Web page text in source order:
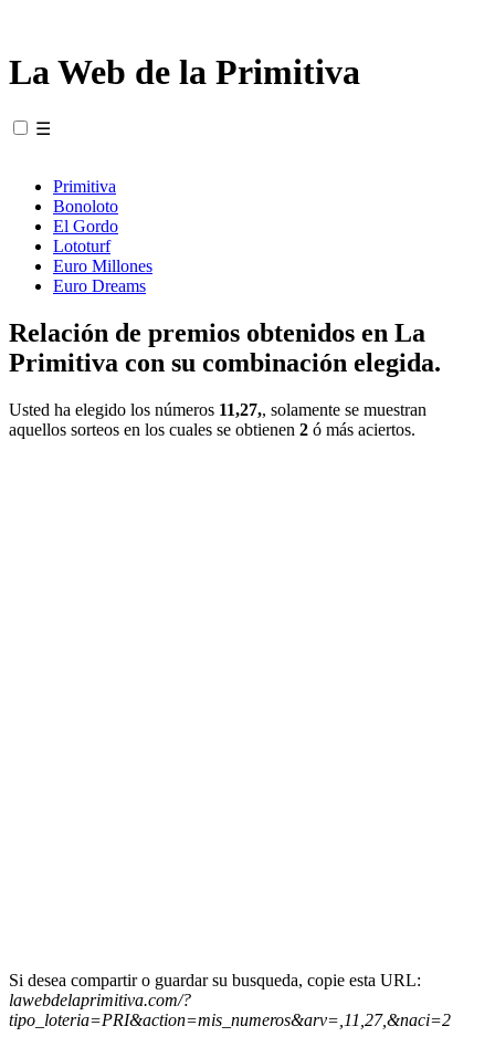
La Web de la Primitiva
☰
Primitiva
Bonoloto
El Gordo
Lototurf
Euro Millones
Euro Dreams
Relación de premios obtenidos en La
Primitiva con su combinación elegida.
Usted ha elegido los números 11,27,, solamente se muestran
aquellos sorteos en los cuales se obtienen 2 ó más aciertos.
Si desea compartir o guardar su busqueda, copie esta URL:
lawebdelaprimitiva.com/?
tipo_loteria=PRI&action=mis_numeros&arv=,11,27,&naci=2